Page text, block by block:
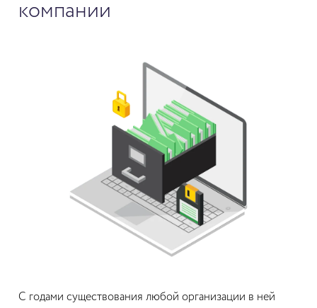
компании
С годами существования любой организации в ней